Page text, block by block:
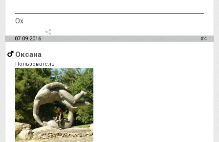
Ох
07.09.2016 #4
Оксана
Пользователь